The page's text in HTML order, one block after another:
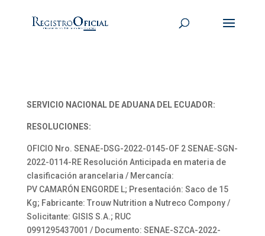
SERVICIO NACIONAL DE ADUANA DEL ECUADOR:
RESOLUCIONES:
OFICIO Nro. SENAE-DSG-2022-0145-OF 2 SENAE-SGN-
2022-0114-RE Resolución Anticipada en materia de
clasificación arancelaria / Mercancía:
PV CAMARÓN ENGORDE L; Presentación: Saco de 15
Kg; Fabricante: Trouw Nutrition a Nutreco Compony /
Solicitante: GISIS S.A.; RUC
0991295437001 / Documento: SENAE-SZCA-2022-